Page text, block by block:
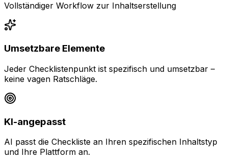
Vollständiger Workflow zur Inhaltserstellung
Umsetzbare Elemente
Jeder Checklistenpunkt ist spezifisch und umsetzbar –
keine vagen Ratschläge.
KI-angepasst
AI passt die Checkliste an Ihren spezifischen Inhaltstyp
und Ihre Plattform an.